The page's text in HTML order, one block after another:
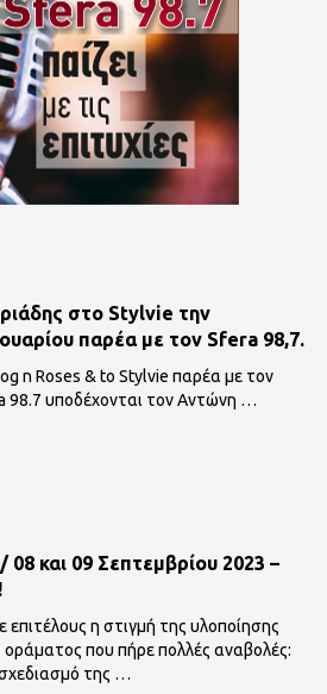
στο Stylvie την
παρέα με τον Sfera 98,7.
n Roses & to Stylvie παρέα με τον
98.7 υποδέχονται τον Αντώνη …
και 09 Σεπτεμβρίου 2023 –
επιτέλους η στιγμή της υλοποίησης
οράματος που πήρε πολλές αναβολές:
της …